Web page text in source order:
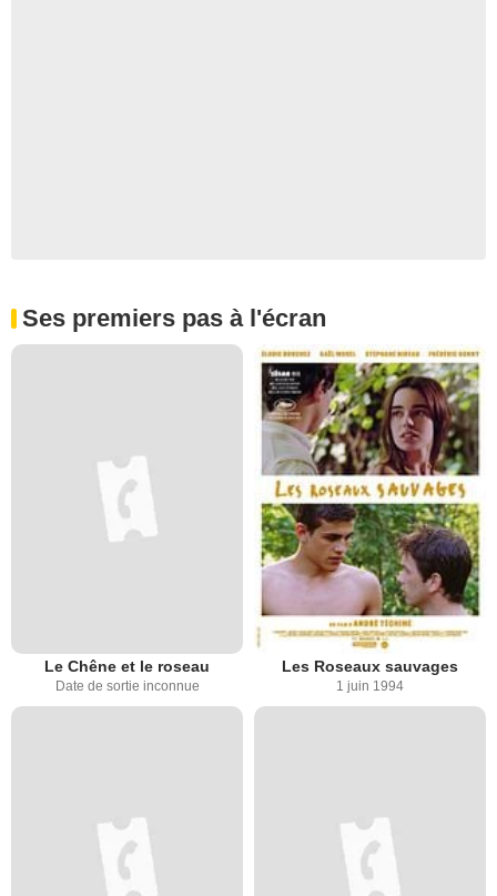
Ses premiers pas à l'écran
Le Chêne et le roseau
Date de sortie inconnue
Les Roseaux sauvages
1 juin 1994